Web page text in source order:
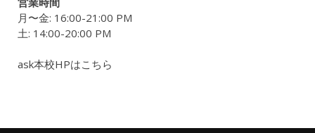
月〜金: 16:00-21:00 PM
土: 14:00-20:00 PM
ask本校HPはこちら